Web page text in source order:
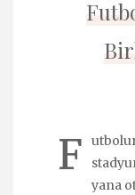
F
yana